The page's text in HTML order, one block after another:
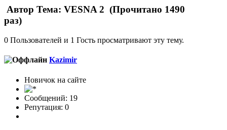
Автор Тема: VESNA 2 (Прочитано 1490
раз)
0 Пользователей и 1 Гость просматривают эту тему.
Kazimir
Новичок на сайте
Сообщений: 19
Репутация: 0